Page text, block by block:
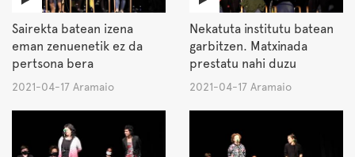
Sairekta batean izena
eman zenuenetik ez da
pertsona bera
2021-04-17 Aramaio
Nekatuta institutu batean
garbitzen. Matxinada
prestatu nahi duzu
2021-04-17 Aramaio